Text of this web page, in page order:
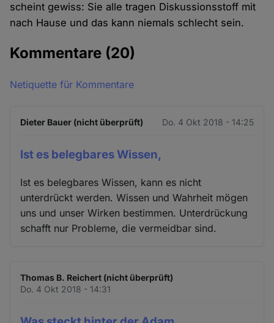
scheint gewiss: Sie alle tragen Diskussionsstoff mit
nach Hause und das kann niemals schlecht sein.
Kommentare (20)
Netiquette für Kommentare
Dieter Bauer (nicht überprüft) Do. 4 Okt 2018 - 14:25
Ist es belegbares Wissen,
Ist es belegbares Wissen, kann es nicht
unterdrückt werden. Wissen und Wahrheit mögen
uns und unser Wirken bestimmen. Unterdrückung
schafft nur Probleme, die vermeidbar sind.
Thomas B. Reichert (nicht überprüft)
Do. 4 Okt 2018 - 14:31